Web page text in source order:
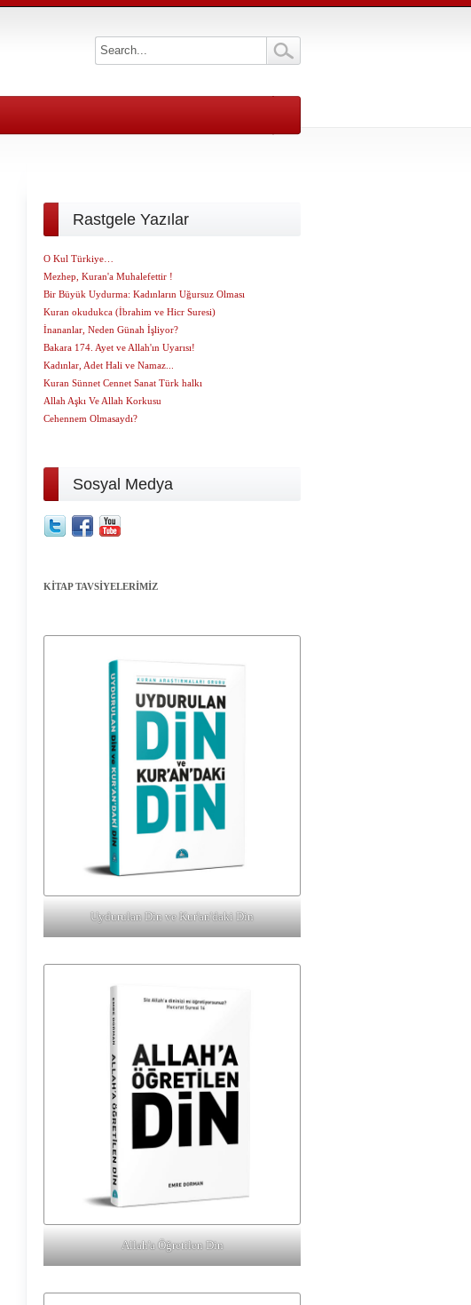
Rastgele Yazılar
O Kul Türkiye…
Mezhep, Kuran'a Muhalefettir !
Bir Büyük Uydurma: Kadınların Uğursuz Olması
Kuran okudukca (İbrahim ve Hicr Suresi)
İnananlar, Neden Günah İşliyor?
Bakara 174. Ayet ve Allah'ın Uyarısı!
Kadınlar, Adet Hali ve Namaz...
Kuran Sünnet Cennet Sanat Türk halkı
Allah Aşkı Ve Allah Korkusu
Cehennem Olmasaydı?
Sosyal Medya
KİTAP TAVSİYELERİMİZ
Uydurulan Din ve Kur'an'daki Din
Allah'a Öğretilen Din